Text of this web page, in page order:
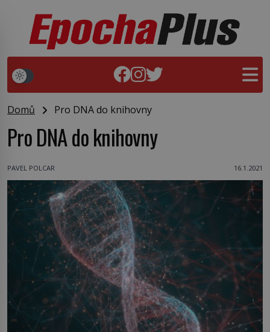
Domů Pro DNA do knihovny
Pro DNA do knihovny
PAVEL POLCAR 16.1.2021